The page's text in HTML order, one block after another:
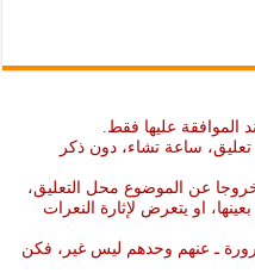
الموافقة عليها فقط.
ساعة تشاء، دون ذكر
عن الموضوع محل التعليق،
او يتعرض لإثارة النعرات
ـ عنهم وحدهم ليس غير، فكن